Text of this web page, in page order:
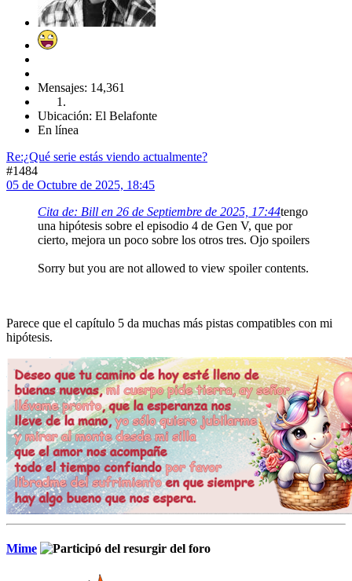
Mensajes: 14,361
Ubicación: El Belafonte
En línea
Re:¿Qué serie estás viendo actualmente?
#1484
05 de Octubre de 2025, 18:45
Cita de: Bill en 26 de Septiembre de 2025, 17:44tengo
una hipótesis sobre el episodio 4 de Gen V, que por
cierto, mejora un poco sobre los otros tres. Ojo spoilers
Sorry but you are not allowed to view spoiler contents.
Parece que el capítulo 5 da muchas más pistas compatibles con mi
hipótesis.
Mime